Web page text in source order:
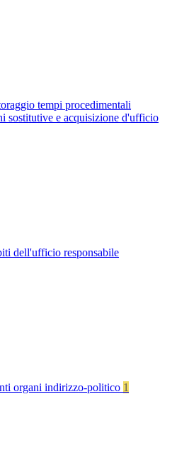
tempi procedimentali
sostitutive e acquisizione d'ufficio
dell'ufficio responsabile
organi indirizzo-politico 1